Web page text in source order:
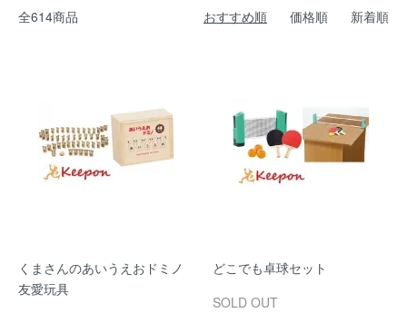
全614商品 おすすめ順 価格順 新着順
くまさんのあいうえおドミノ
友愛玩具
どこでも卓球セット
SOLD OUT